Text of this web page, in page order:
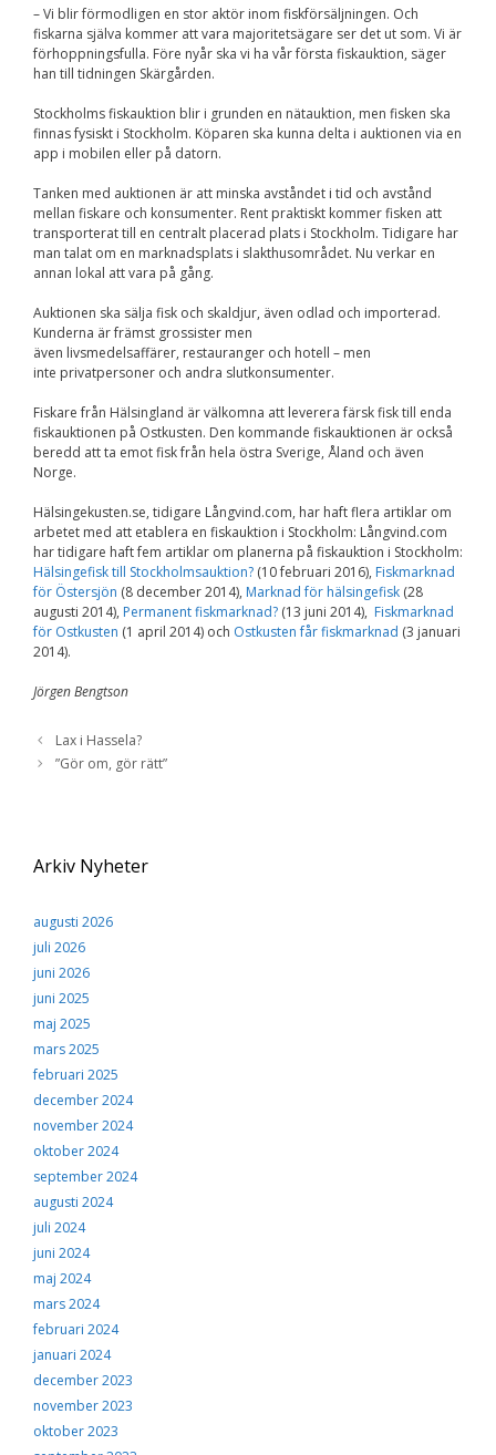
– Vi blir förmodligen en stor aktör inom fiskförsäljningen. Och
fiskarna själva kommer att vara majoritetsägare ser det ut som. Vi är
förhoppningsfulla. Före nyår ska vi ha vår första fiskauktion, säger
han till tidningen Skärgården.
Stockholms fiskauktion blir i grunden en nätauktion, men fisken ska
finnas fysiskt i Stockholm. Köparen ska kunna delta i auktionen via en
app i mobilen eller på datorn.
Tanken med auktionen är att minska avståndet i tid och avstånd
mellan fiskare och konsumenter. Rent praktiskt kommer fisken att
transporterat till en centralt placerad plats i Stockholm. Tidigare har
man talat om en marknadsplats i slakthusområdet. Nu verkar en
annan lokal att vara på gång.
Auktionen ska sälja fisk och skaldjur, även odlad och importerad.
Kunderna är främst grossister men
även livsmedelsaffärer, restauranger och hotell – men
inte privatpersoner och andra slutkonsumenter.
Fiskare från Hälsingland är välkomna att leverera färsk fisk till enda
fiskauktionen på Ostkusten. Den kommande fiskauktionen är också
beredd att ta emot fisk från hela östra Sverige, Åland och även
Norge.
Hälsingekusten.se, tidigare Långvind.com, har haft flera artiklar om
arbetet med att etablera en fiskauktion i Stockholm: Långvind.com
har tidigare haft fem artiklar om planerna på fiskauktion i Stockholm:
Hälsingefisk till Stockholmsauktion? (10 februari 2016), Fiskmarknad
för Östersjön (8 december 2014), Marknad för hälsingefisk (28
augusti 2014), Permanent fiskmarknad? (13 juni 2014), Fiskmarknad
för Ostkusten (1 april 2014) och Ostkusten får fiskmarknad (3 januari
2014).
Jörgen Bengtson
Lax i Hassela?
”Gör om, gör rätt”
Arkiv Nyheter
augusti 2026
juli 2026
juni 2026
juni 2025
maj 2025
mars 2025
februari 2025
december 2024
november 2024
oktober 2024
september 2024
augusti 2024
juli 2024
juni 2024
maj 2024
mars 2024
februari 2024
januari 2024
december 2023
november 2023
oktober 2023
hemsida ska
prestera så bra
som möjligt
under ditt
kakorna
kommer viss
från
hemsidan.
Genom att dela med
dig av dina intressen
och ditt beteende när
du surfar ökar du
chansen att få se
innehåll och
erbjudanden.